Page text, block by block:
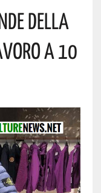
Della
A 10